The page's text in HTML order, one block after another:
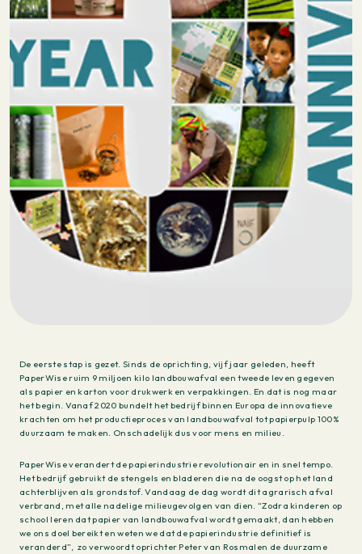
De eerste stap is gezet. Sinds de oprichting, vijf jaar geleden, heeft
PaperWise ruim 9 miljoen kilo landbouwafval een tweede leven gegeven
als papier en karton voor drukwerk en verpakkingen. En dat is nog maar
het begin. Vanaf 2020 bundelt het bedrijf binnen Europa de innovatieve
krachten om het productieproces van landbouwafval tot papierpulp 100%
duurzaam te maken. Onschadelijk dus voor mens en milieu.
PaperWise verandert de papierindustrie revolutionair en in snel tempo.
Het bedrijf gebruikt de stengels en bladeren die na de oogst op het land
achterblijven als grondstof. Vandaag de dag wordt dit agrarisch afval
verbrand, met alle nadelige milieugevolgen van dien. “Zodra kinderen op
school leren dat papier van landbouwafval wordt gemaakt, dan hebben
we ons doel bereikt en weten we dat de papierindustrie definitief is
veranderd”, zo verwoordt oprichter Peter van Rosmalen de duurzame